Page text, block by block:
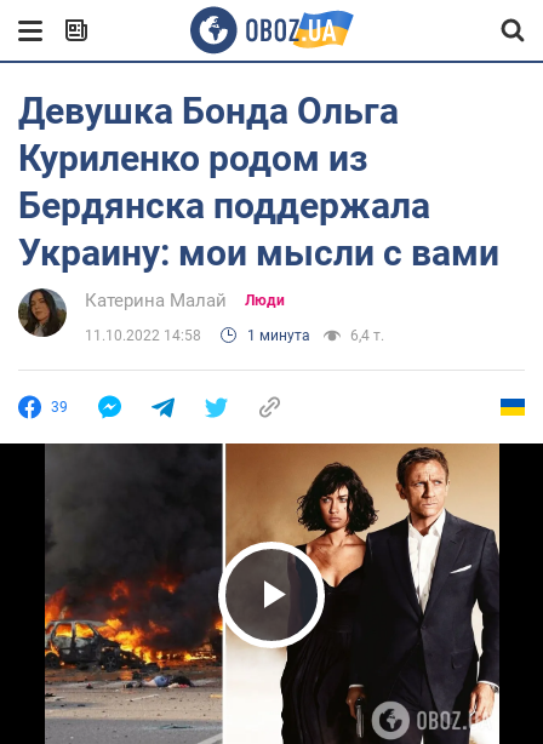
Девушка Бонда Ольга
Куриленко родом из
Бердянска поддержала
Украину: мои мысли с вами
Катерина Малай Люди
11.10.2022 14:58 1 минута 6,4 т.
39
Play Video